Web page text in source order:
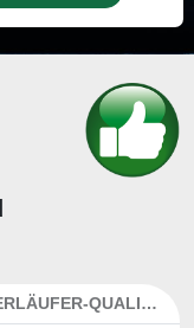
DAUERLÄUFER-QUALITÄTEN